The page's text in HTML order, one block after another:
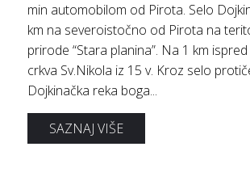
min automobilom od Pirota. Selo
km na severoistočno od Pirota na
prirode “Stara planina”. Na 1 km
crkva Sv.Nikola iz 15 v. Kroz selo
Dojkinačka reka boga...
SAZNAJ VIŠE